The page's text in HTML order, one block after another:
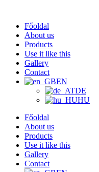
contentFőoldal
About us
Products
Use it like this
Gallery
Contact
EN
DE
HU
Főoldal
About us
Products
Use it like this
Gallery
Contact